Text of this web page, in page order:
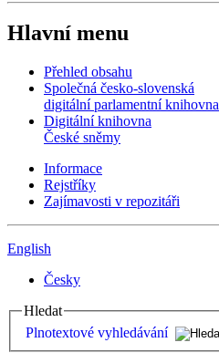
Hlavní menu
Přehled obsahu
Společná česko-slovenská
digitální parlamentní knihovna
Digitální knihovna
České sněmy
Informace
Rejstříky
Zajímavosti v repozitáři
English
Česky
Hledat
Plnotextové vyhledávání